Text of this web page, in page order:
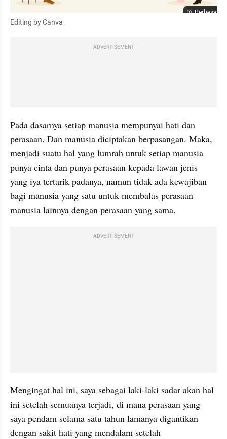
Perbesar
Editing by Canva
ADVERTISEMENT
Pada dasarnya setiap manusia mempunyai hati dan
perasaan. Dan manusia diciptakan berpasangan. Maka,
menjadi suatu hal yang lumrah untuk setiap manusia
punya cinta dan punya perasaan kepada lawan jenis
yang iya tertarik padanya, namun tidak ada kewajiban
bagi manusia yang satu untuk membalas perasaan
manusia lainnya dengan perasaan yang sama.
ADVERTISEMENT
Mengingat hal ini, saya sebagai laki-laki sadar akan hal
ini setelah semuanya terjadi, di mana perasaan yang
saya pendam selama satu tahun lamanya digantikan
dengan sakit hati yang mendalam setelah